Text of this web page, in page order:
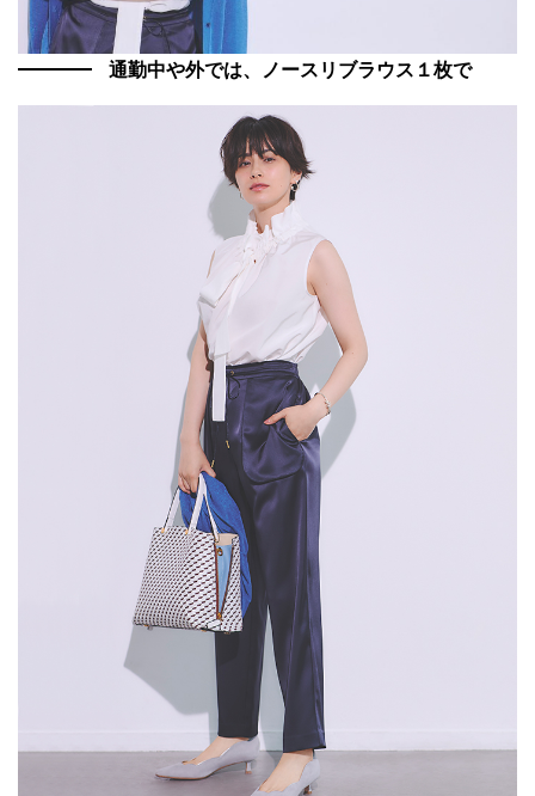
通勤中や外では、ノースリブラウス１枚で